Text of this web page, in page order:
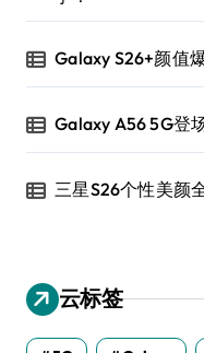
Galaxy S26+颜值
Galaxy A56 5G登
三星S26个性美颜
云标签